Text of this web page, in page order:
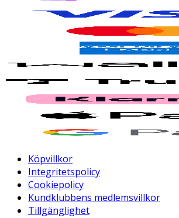
Köpvillkor
Integritetspolicy
Cookiepolicy
Kundklubbens medlemsvillkor
Tillgänglighet